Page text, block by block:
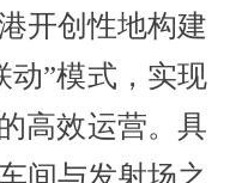
创性地构建
动”模式，实现
高效运营。具